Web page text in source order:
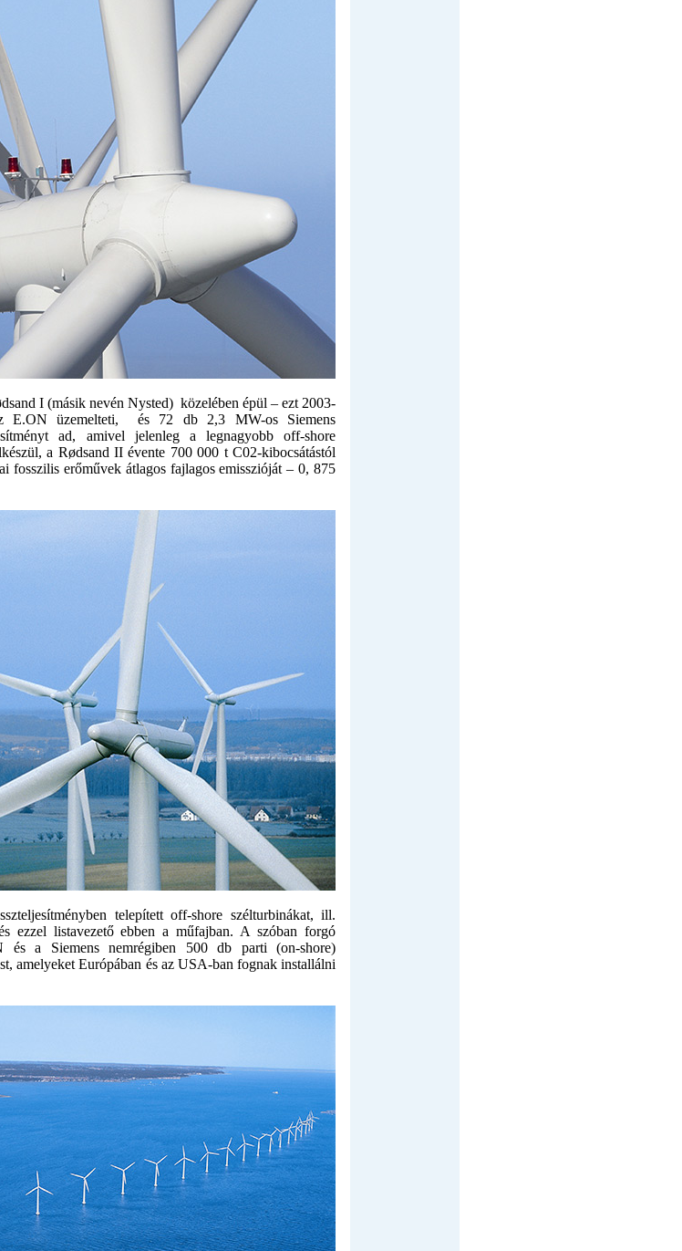
I (másik nevén Nysted) közelében épül – ezt 2003-
E.ON üzemelteti, és 72 db 2,3 MW-os Siemens
ad, amivel jelenleg a legnagyobb off-shore
a Rødsand II évente 700 000 t C02-kibocsátástól
fosszilis erőművek átlagos fajlagos emisszióját – 0, 875
telepített off-shore szélturbinákat, ill.
ezzel listavezető ebben a műfajban. A szóban forgó
és a Siemens nemrégiben 500 db parti (on-shore)
amelyeket Európában és az USA-ban fognak installálni